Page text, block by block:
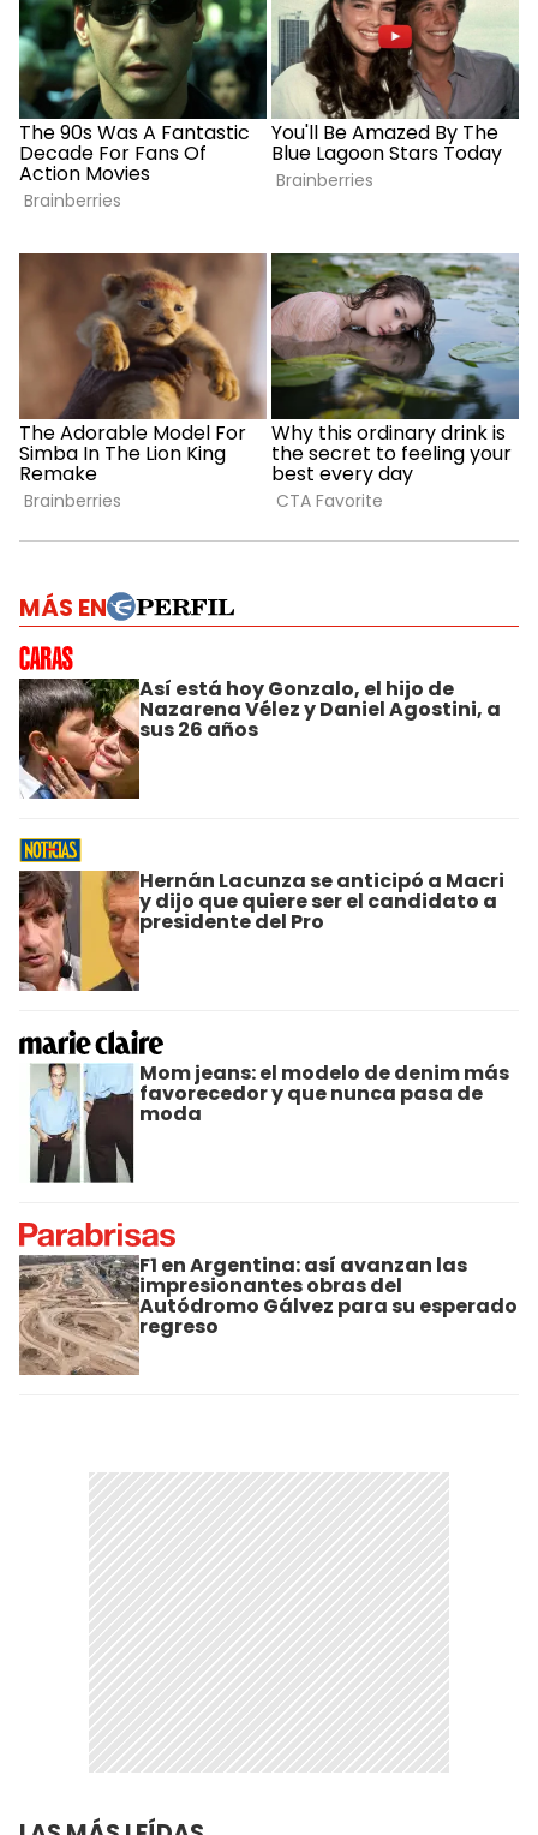
MÁS EN
Así está hoy Gonzalo, el hijo de
Nazarena Vélez y Daniel Agostini, a
sus 26 años
Hernán Lacunza se anticipó a Macri
y dijo que quiere ser el candidato a
presidente del Pro
Mom jeans: el modelo de denim más
favorecedor y que nunca pasa de
moda
F1 en Argentina: así avanzan las
impresionantes obras del
Autódromo Gálvez para su esperado
regreso